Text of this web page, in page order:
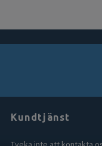
Kundtjänst
Tveka inte att kontakta